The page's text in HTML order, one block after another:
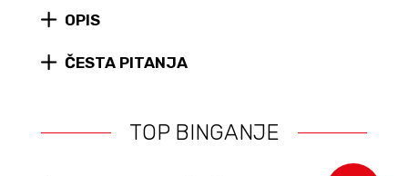
OPIS
ČESTA PITANJA
TOP BINGANJE